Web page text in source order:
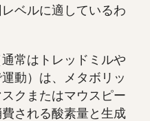
ベルに適しているわ
常はトレッドミルや
動）は、メタボリッ
クまたはマウスピー
される酸素量と生成